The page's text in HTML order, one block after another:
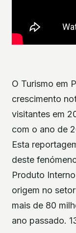
O Turismo em
crescimento
visitantes em
com o ano de
Esta
deste
Produto
origem no
mais de 80
ano passado.